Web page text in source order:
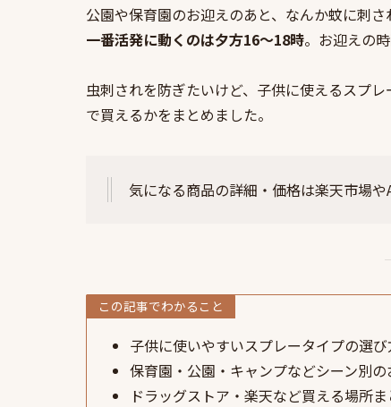
公園や保育園のお迎えのあと、なんか蚊に刺
一番活発に動くのは夕方16〜18時。お迎えの
虫刺されを防ぎたいけど、子供に使えるスプ
で買えるかをまとめました。
気になる商品の詳細・価格は楽天市場や
この記事でわかること
子供に使いやすいスプレータイプの選
保育園・公園・キャンプなどシーン別の
ドラッグストア・楽天など買える場所ま